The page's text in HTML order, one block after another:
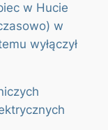
w Hucie
w
wyłączył